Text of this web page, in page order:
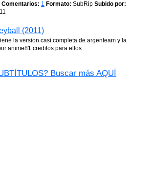
Comentarios: 1 Formato: SubRip Subido por:
(2011)
la version casi completa de argenteam y la
anime81 creditos para ellos
Buscar más AQUÍ